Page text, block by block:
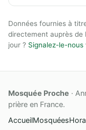
Données fournies à
directement auprès de
jour ? Signalez-le-
Mosquée Proche ·
prière en France.
AccueilMosquées